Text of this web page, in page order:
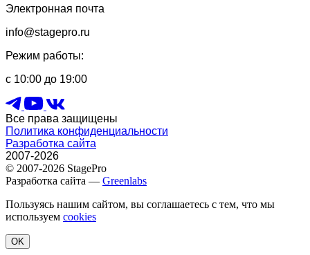
Электронная почта
info@stagepro.ru
Режим работы:
с 10:00 до 19:00
Все права защищены
Политика конфиденциальности
Разработка сайта
2007-2026
© 2007-2026 StagePro
Разработка сайта — Greenlabs
Пользуясь нашим сайтом, вы соглашаетесь с тем, что мы
используем cookies
OK